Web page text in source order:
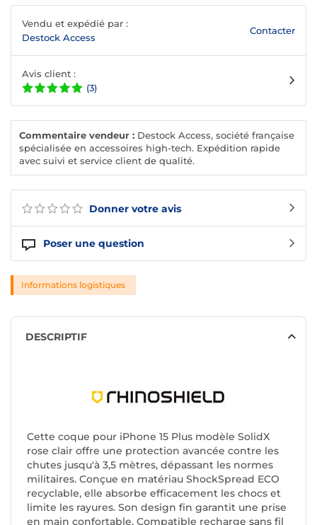
Donner votre avis
Poser une question
Vendu et expédié par :
Destock Access
Contacter
Avis client :
(3)
Commentaire vendeur : Destock Access, société française
spécialisée en accessoires high-tech. Expédition rapide
avec suivi et service client de qualité.
Informations logistiques
DESCRIPTIF
Cette coque pour iPhone 15 Plus modèle SolidX
rose clair offre une protection avancée contre les
chutes jusqu'à 3,5 mètres, dépassant les normes
militaires. Conçue en matériau ShockSpread ECO
recyclable, elle absorbe efficacement les chocs et
limite les rayures. Son design fin garantit une prise
en main confortable. Compatible recharge sans fil